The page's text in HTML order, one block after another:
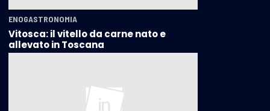
ENOGASTRONOMIA
Vitosca: il vitello da carne nato e
allevato in Toscana